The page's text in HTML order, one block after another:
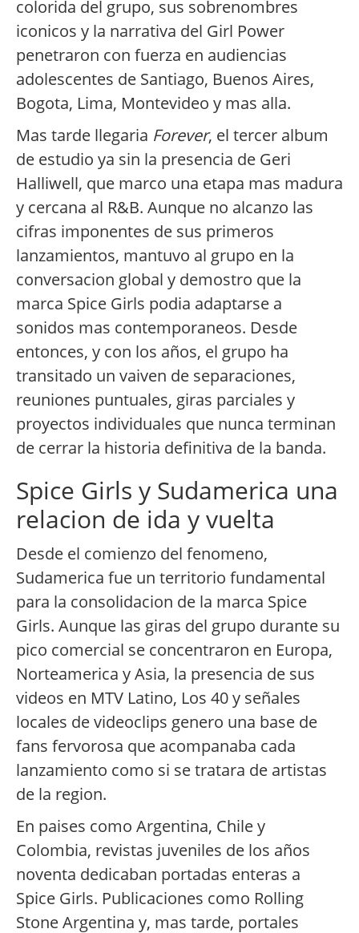
colorida del grupo, sus sobrenombres
iconicos y la narrativa del Girl Power
penetraron con fuerza en audiencias
adolescentes de Santiago, Buenos Aires,
Bogota, Lima, Montevideo y mas alla.
Mas tarde llegaria Forever, el tercer album
de estudio ya sin la presencia de Geri
Halliwell, que marco una etapa mas madura
y cercana al R&B. Aunque no alcanzo las
cifras imponentes de sus primeros
lanzamientos, mantuvo al grupo en la
conversacion global y demostro que la
marca Spice Girls podia adaptarse a
sonidos mas contemporaneos. Desde
entonces, y con los años, el grupo ha
transitado un vaiven de separaciones,
reuniones puntuales, giras parciales y
proyectos individuales que nunca terminan
de cerrar la historia definitiva de la banda.
Spice Girls y Sudamerica una
relacion de ida y vuelta
Desde el comienzo del fenomeno,
Sudamerica fue un territorio fundamental
para la consolidacion de la marca Spice
Girls. Aunque las giras del grupo durante su
pico comercial se concentraron en Europa,
Norteamerica y Asia, la presencia de sus
videos en MTV Latino, Los 40 y señales
locales de videoclips genero una base de
fans fervorosa que acompanaba cada
lanzamiento como si se tratara de artistas
de la region.
En paises como Argentina, Chile y
Colombia, revistas juveniles de los años
noventa dedicaban portadas enteras a
Spice Girls. Publicaciones como Rolling
Stone Argentina y, mas tarde, portales